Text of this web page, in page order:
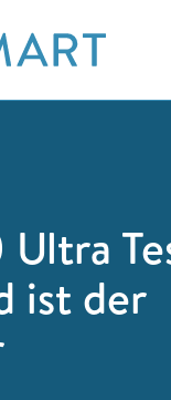
ist der